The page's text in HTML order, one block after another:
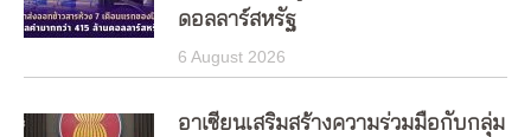
ดอลลาร์สหรัฐ
6 August 2026
อาเซียนเสริมสร้างความร่วมมือกับกลุ่ม